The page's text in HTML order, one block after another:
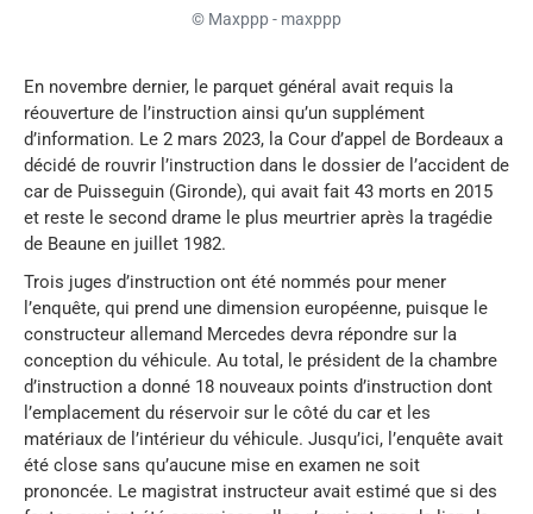
© Maxppp - maxppp
En novembre dernier, le parquet général avait requis la
réouverture de l’instruction ainsi qu’un supplément
d’information. Le 2 mars 2023, la Cour d’appel de Bordeaux a
décidé de rouvrir l’instruction dans le dossier de l’accident de
car de Puisseguin (Gironde), qui avait fait 43 morts en 2015
et reste le second drame le plus meurtrier après la tragédie
de Beaune en juillet 1982.
Trois juges d’instruction ont été nommés pour mener
l’enquête, qui prend une dimension européenne, puisque le
constructeur allemand Mercedes devra répondre sur la
conception du véhicule. Au total, le président de la chambre
d’instruction a donné 18 nouveaux points d’instruction dont
l’emplacement du réservoir sur le côté du car et les
matériaux de l’intérieur du véhicule. Jusqu’ici, l’enquête avait
été close sans qu’aucune mise en examen ne soit
prononcée. Le magistrat instructeur avait estimé que si des